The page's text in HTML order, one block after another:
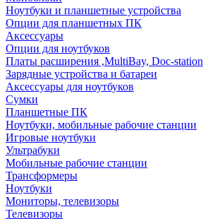
Ноутбуки и планшетные устройства
Опции для планшетных ПК
Аксессуары
Опции для ноутбуков
Платы расширения ,MultiBay, Doc-station
Зарядные устройства и батареи
Аксессуары для ноутбуков
Сумки
Планшетные ПК
Ноутбуки, мобильные рабочие станции
Игровые ноутбуки
Ультрабуки
Мобильные рабочие станции
Трансформеры
Ноутбуки
Мониторы, телевизоры
Телевизоры